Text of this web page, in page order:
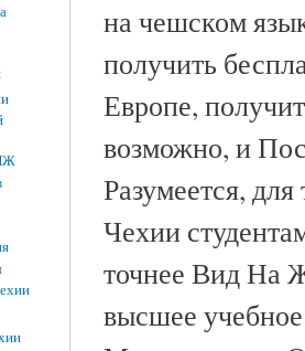
на чешском
получить
Европе,
возможно, и
Разумеется,
Чехии
точнее Вид На
высшее учебное